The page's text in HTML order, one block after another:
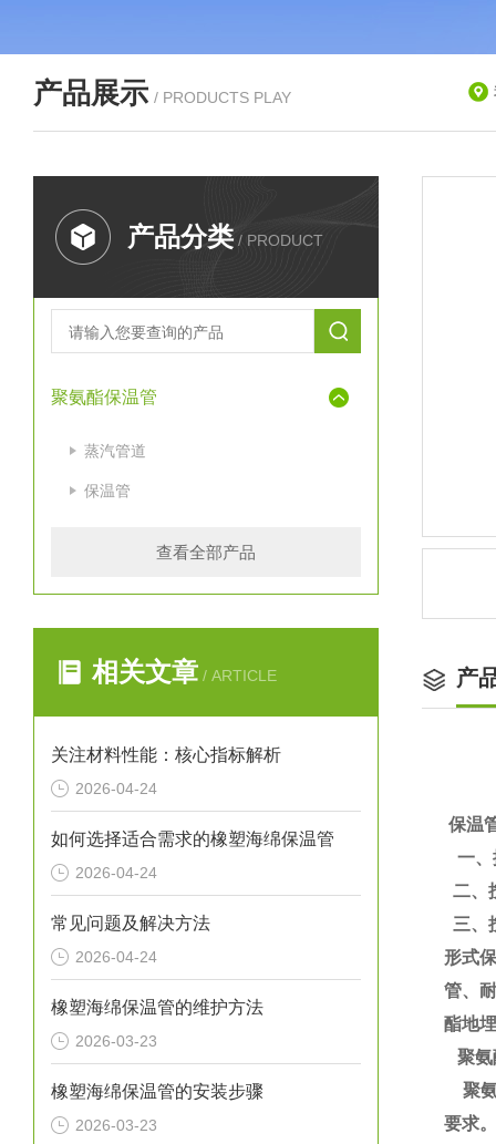
产品展示 / PRODUCTS PLAY
产品分类 / PRODUCT
聚氨酯保温管
蒸汽管道
保温管
查看全部产品
相关文章 / ARTICLE
关注材料性能：核心指标解析
2026-04-24
如何选择适合需求的橡塑海绵保温管
2026-04-24
常见问题及解决方法
2026-04-24
橡塑海绵保温管的维护方法
2026-03-23
橡塑海绵保温管的安装步骤
2026-03-23
产
保温
一、
二、
三、
形式
管、
酯地
聚氨
聚氨
要求